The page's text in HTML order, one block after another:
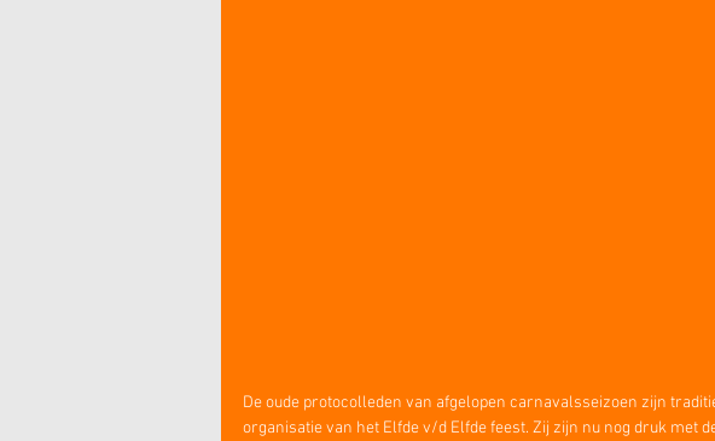
De oude protocolleden van afgelopen carnavalsseizoen zijn
organisatie van het Elfde v/d Elfde feest. Zij zijn nu nog druk met